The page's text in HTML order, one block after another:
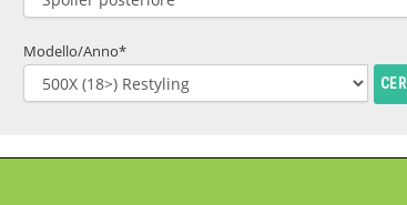
Modello/Anno*